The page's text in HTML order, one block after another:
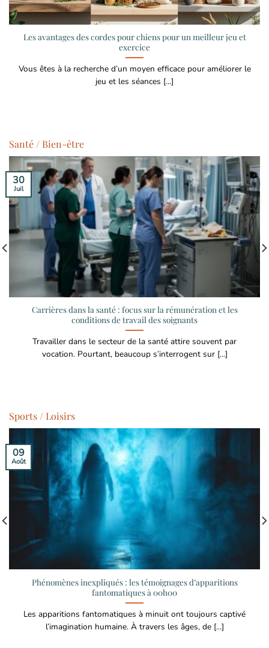
Les avantages des cordes pour chiens pour un meilleur jeu et
exercice
Vous êtes à la recherche d’un moyen efficace pour améliorer le
jeu et les séances [...]
Santé / Bien-être
Carrières dans la santé : focus sur la rémunération et les
conditions de travail des soignants
Travailler dans le secteur de la santé attire souvent par
vocation. Pourtant, beaucoup s’interrogent sur [...]
30
Juil
Sports / Loisirs
Phénomènes inexpliqués : les témoignages d’apparitions
fantomatiques à 00h00
Les apparitions fantomatiques à minuit ont toujours captivé
l’imagination humaine. À travers les âges, de [...]
09
Août